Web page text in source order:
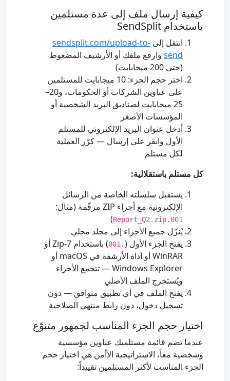
كيفية إرسال ملف إلى عدة مستلمين
باستخدام SendSplit
انتقل إلى sendsplit.com/upload-to-
send وارفع ملفك أو الأرشيف المضغوط
(حتى 200 ميجابايت)
اختر حجم الجزء: 10 ميجابايت للمستلمين
على عناوين الشركات أو الحكومات، و20–
25 ميجابايت لصناديق البريد الشخصية أو
المؤسسات الأصغر
أدخل عنوان البريد الإلكتروني للمستلم
الأول وانقر على إرسال — كرّر العملية
لكل مستلم
كل مستلم باستقلالية:
يستقبل سلسلته الخاصة من الرسائل
الإلكترونية مع أجزاء ZIP مرقّمة (مثال:
Report_Q2.zip.001
)
يُنزّل جميع الأجزاء إلى مجلد محلي
يفتح الجزء الأول (.001
) باستخدام 7-Zip أو
WinRAR أو أداة الأرشفة في macOS أو
Windows Explorer — تتجمع الأجزاء
ويُستخرج الملف الأصلي
يفتح الملف في أي تطبيق متوافق — دون
تسجيل دخول، دون رابط منتهي الصلاحية
اختيار حجم الجزء المناسب لجمهور متنوّع
عندما تضم قائمة مستلميك عناوين مؤسسية
وشخصية معاً، الاستراتيجية الأأمن هي اختيار حجم
الجزء المناسب لأكثر المستلمين تقييداً: